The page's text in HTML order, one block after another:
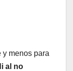
y menos para
al no